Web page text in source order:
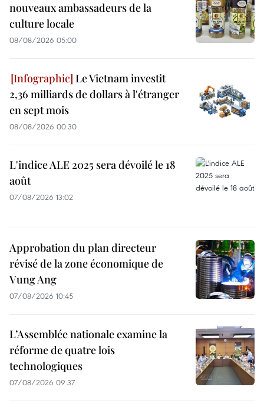
nouveaux ambassadeurs de la
culture locale
08/08/2026 05:00
Le Vietnam investit
2,36 milliards de dollars à l'étranger
en sept mois
08/08/2026 00:30
L'indice ALE 2025 sera dévoilé le 18
août
07/08/2026 13:02
Approbation du plan directeur
révisé de la zone économique de
Vung Ang
07/08/2026 10:45
L’Assemblée nationale examine la
réforme de quatre lois
technologiques
07/08/2026 09:37